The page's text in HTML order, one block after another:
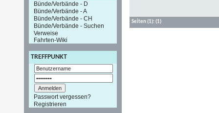
Bünde/Verbände - D
Bünde/Verbände - A
Bünde/Verbände - CH
Bünde/Verbände - Suchen
Verweise
Fahrten-Wiki
TREFFPUNKT
Passwort vergessen?
Registrieren
Seiten(1): (1)